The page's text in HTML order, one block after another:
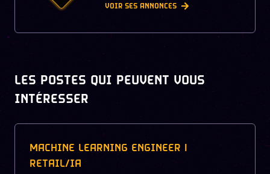
VOIR SES ANNONCES
LES POSTES QUI PEUVENT VOUS
INTÉRESSER
MACHINE LEARNING ENGINEER |
RETAIL/IA